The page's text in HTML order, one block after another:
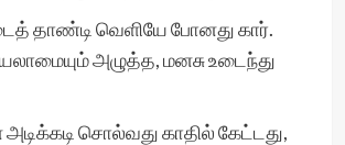
தாண்டி வெளியே போனது கார்.
அழுத்த, மனசு உடைந்து
சொல்வது காதில் கேட்டது,